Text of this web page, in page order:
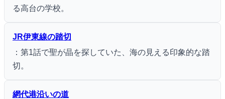
る高台の学校。
JR伊東線の踏切
：第1話で聖が晶を探していた、海の見える印象的な踏
切。
網代港沿いの道